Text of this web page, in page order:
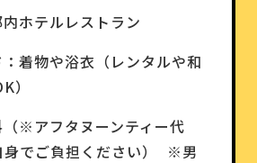
ホテルレストラン
着物や浴衣（レンタルや和
）
（※アフタヌーンティー代
身でご負担ください） ※男